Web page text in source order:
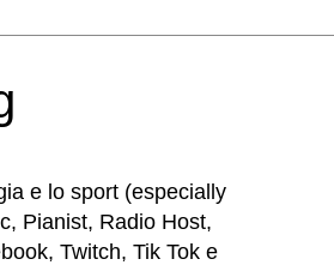
e lo sport (especially
Pianist, Radio Host,
Twitch, Tik Tok e